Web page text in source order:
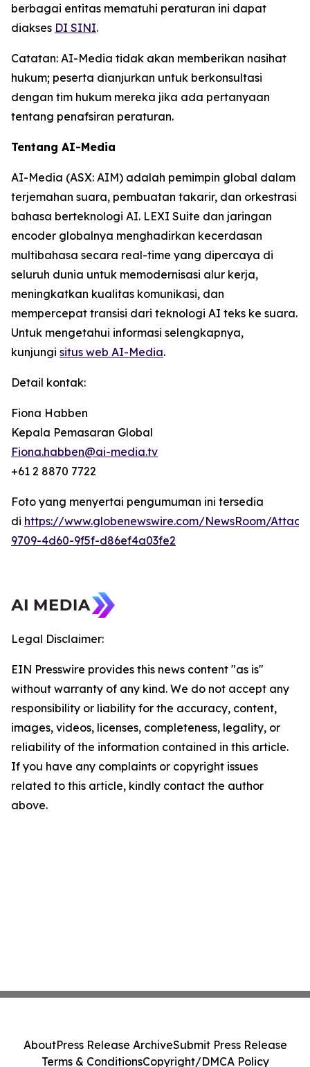
berbagai entitas mematuhi peraturan ini dapat
diakses DI SINI.
Catatan: AI-Media tidak akan memberikan nasihat
hukum; peserta dianjurkan untuk berkonsultasi
dengan tim hukum mereka jika ada pertanyaan
tentang penafsiran peraturan.
Tentang AI-Media
AI-Media (ASX: AIM) adalah pemimpin global dalam
terjemahan suara, pembuatan takarir, dan orkestrasi
bahasa berteknologi AI. LEXI Suite dan jaringan
encoder globalnya menghadirkan kecerdasan
multibahasa secara real-time yang dipercaya di
seluruh dunia untuk memodernisasi alur kerja,
meningkatkan kualitas komunikasi, dan
mempercepat transisi dari teknologi AI teks ke suara.
Untuk mengetahui informasi selengkapnya,
kunjungi situs web AI-Media.
Detail kontak:
Fiona Habben
Kepala Pemasaran Global
Fiona.habben@ai-media.tv
+61 2 8870 7722
Foto yang menyertai pengumuman ini tersedia
di https://www.globenewswire.com/NewsRoom/
9709-4d60-9f5f-d86ef4a03fe2
Legal Disclaimer:
EIN Presswire provides this news content "as is"
without warranty of any kind. We do not accept any
responsibility or liability for the accuracy, content,
images, videos, licenses, completeness, legality, or
reliability of the information contained in this article.
If you have any complaints or copyright issues
related to this article, kindly contact the author
above.
AboutPress Release ArchiveSubmit Press Release
Terms & ConditionsCopyright/DMCA Policy